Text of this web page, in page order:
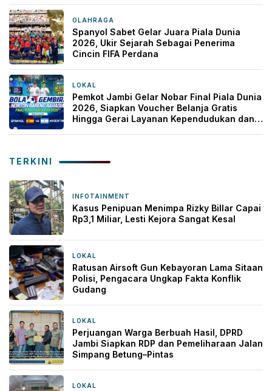
OLAHRAGA
Spanyol Sabet Gelar Juara Piala Dunia
2026, Ukir Sejarah Sebagai Penerima
Cincin FIFA Perdana
LOKAL
Pemkot Jambi Gelar Nobar Final Piala Dunia
2026, Siapkan Voucher Belanja Gratis
Hingga Gerai Layanan Kependudukan dan
TERKINI
INFOTAINMENT
Kasus Penipuan Menimpa Rizky Billar Capai
Rp3,1 Miliar, Lesti Kejora Sangat Kesal
LOKAL
Ratusan Airsoft Gun Kebayoran Lama Sitaan
Polisi, Pengacara Ungkap Fakta Konflik
Gudang
LOKAL
Perjuangan Warga Berbuah Hasil, DPRD
Jambi Siapkan RDP dan Pemeliharaan Jalan
Simpang Betung–Pintas
LOKAL